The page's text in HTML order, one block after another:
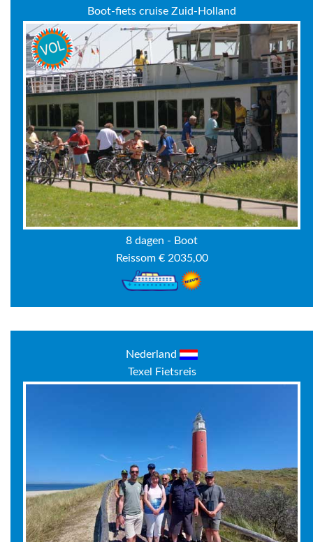
Boot-fiets cruise Zuid-Holland
8 dagen - Boot
Reissom € 2035,00
Nederland
Texel Fietsreis